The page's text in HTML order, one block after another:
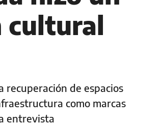
cultural
recuperación de espacios
como marcas
entrevista